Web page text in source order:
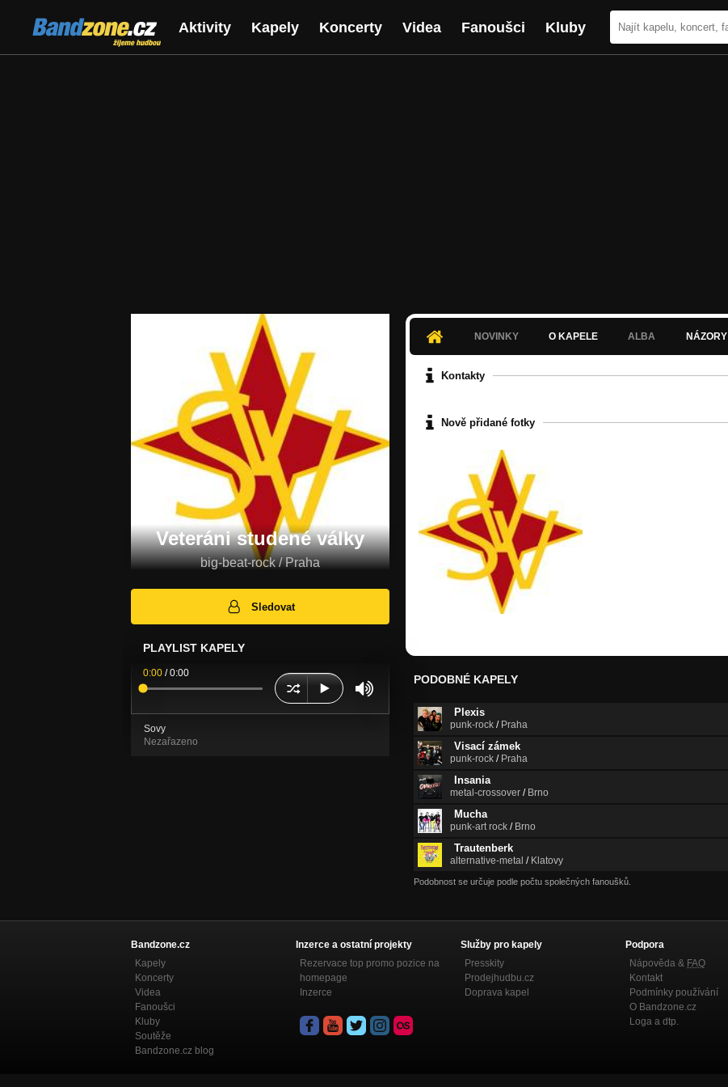
Bandzone.cz
žijeme hudbou
Aktivity Kapely Koncerty Videa Fanoušci Kluby
Veteráni studené války
big-beat-rock / Praha
Sledovat
PLAYLIST KAPELY
0:00 /0:00
Sovy
Nezařazeno
NOVINKY O KAPELE ALBA NÁZORY
Kontakty
Nově přidané fotky
PODOBNÉ KAPELY
Plexis
punk-rock / Praha
Visací zámek
punk-rock / Praha
Insania
metal-crossover / Brno
Mucha
punk-art rock / Brno
Trautenberk
alternative-metal / Klatovy
Podobnost se určuje podle počtu společných fanoušků.
Bandzone.cz
Kapely
Koncerty
Videa
Fanoušci
Kluby
Soutěže
Bandzone.cz blog
Inzerce a ostatní projekty
Rezervace top promo pozice na
homepage
Inzerce
Služby pro kapely
Presskity
Prodejhudbu.cz
Doprava kapel
Podpora
Nápověda & FAQ
Kontakt
Podmínky používání
O Bandzone.cz
Loga a dtp.